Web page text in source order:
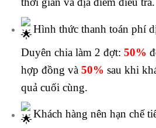
Hình thức thanh toán phí
Duyên chia làm 2 đợt: 50%
hợp đồng và 50% sau khi
quả cuối cùng.
Khách hàng nên hạn chế